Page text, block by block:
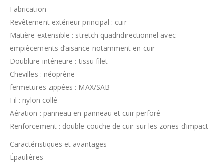
Fabrication
Revêtement extérieur principal : cuir
Matière extensible : stretch quadridirectionnel avec
empiècements d’aisance notamment en cuir
Doublure intérieure : tissu filet
Chevilles : néoprène
fermetures zippées : MAX/SAB
Fil : nylon collé
Aération : panneau en panneau et cuir perforé
Renforcement : double couche de cuir sur les zones d’impact
Caractéristiques et avantages
Épaulières